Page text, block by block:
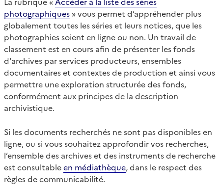
photographiques » vous permet d’appréhender plus
globalement toutes les séries et leurs notices, que les
photographies soient en ligne ou non. Un travail de
classement est en cours afin de présenter les fonds
d'archives par services producteurs, ensembles
documentaires et contextes de production et ainsi vous
permettre une exploration structurée des fonds,
conformément aux principes de la description
archivistique.
Si les documents recherchés ne sont pas disponibles en
ligne, ou si vous souhaitez approfondir vos recherches,
l’ensemble des archives et des instruments de recherche
est consultableen médiathèque, dans le respect des
règles de communicabilité.